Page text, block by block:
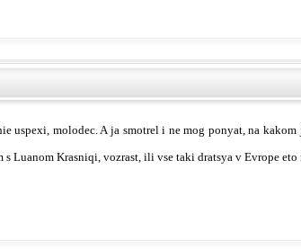
uspexi, molodec. A ja smotrel i ne mog ponyat, na
Luanom Krasniqi, vozrast, ili vse taki dratsya v Evrope eto